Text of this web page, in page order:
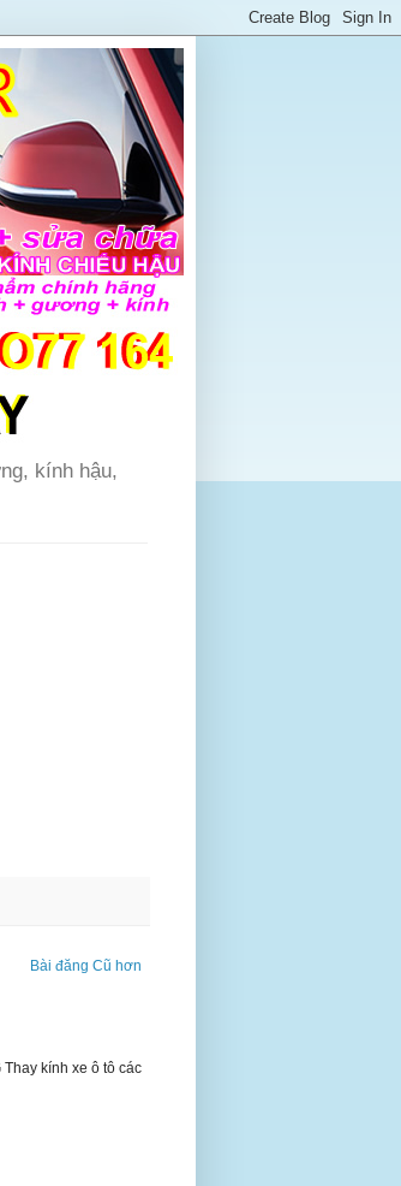
kính hậu,
Bài đăng Cũ hơn
kính xe ô tô các